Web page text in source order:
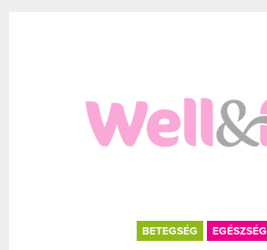
BETEGSÉG EGÉSZSÉG